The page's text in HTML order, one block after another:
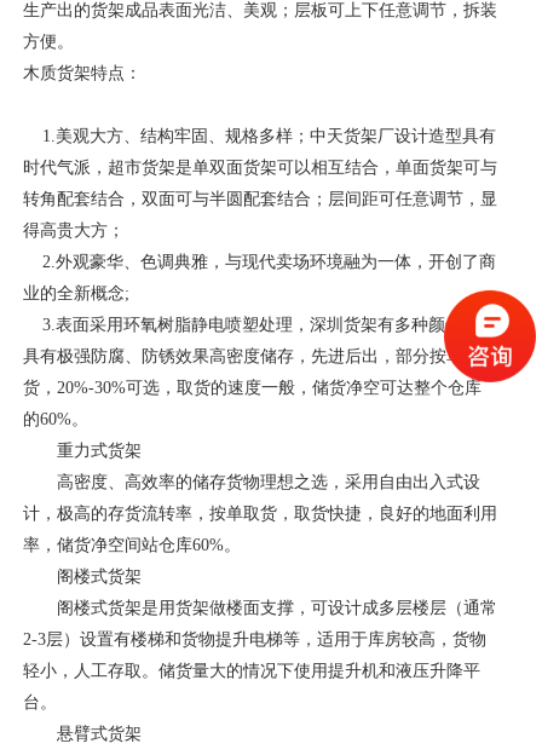
生产出的货架成品表面光洁、美观；层板可上下任意调节，拆装
方便。
木质货架特点：
1.美观大方、结构牢固、规格多样；中天货架厂设计造型具有
时代气派，超市货架是单双面货架可以相互结合，单面货架可与
转角配套结合，双面可与半圆配套结合；层间距可任意调节，显
得高贵大方；
2.外观豪华、色调典雅，与现代卖场环境融为一体，开创了商
业的全新概念;
3.表面采用环氧树脂静电喷塑处理，深圳货架有多种颜色，并
具有极强防腐、防锈效果高密度储存，先进后出，部分按单取
货，20%-30%可选，取货的速度一般，储货净空可达整个仓库
的60%。
重力式货架
高密度、高效率的储存货物理想之选，采用自由出入式设
计，极高的存货流转率，按单取货，取货快捷，良好的地面利用
率，储货净空间站仓库60%。
阁楼式货架
阁楼式货架是用货架做楼面支撑，可设计成多层楼层（通常
2-3层）设置有楼梯和货物提升电梯等，适用于库房较高，货物
轻小，人工存取。储货量大的情况下使用提升机和液压升降平
台。
悬臂式货架